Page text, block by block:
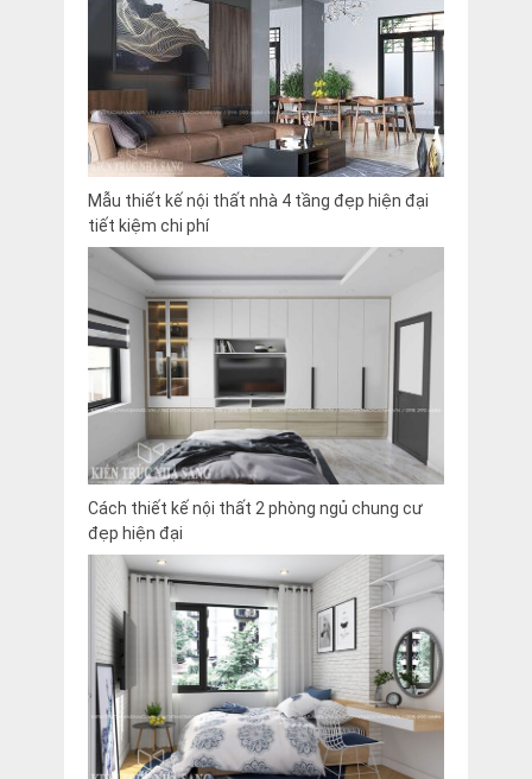
Mẫu thiết kế nội thất nhà 4 tầng đẹp hiện đại
tiết kiệm chi phí
Cách thiết kế nội thất 2 phòng ngủ chung cư
đẹp hiện đại